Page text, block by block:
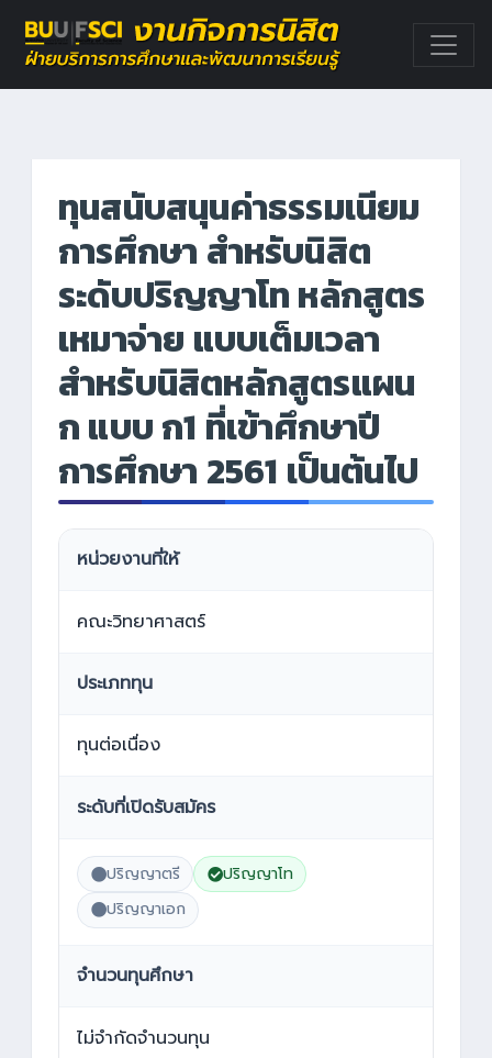
ทุนสนับสนุนค่าธรรมเนียม
การศึกษา สำหรับนิสิต
ระดับปริญญาโท หลักสูตร
เหมาจ่าย แบบเต็มเวลา
สำหรับนิสิตหลักสูตรแผน
ก แบบ ก1 ที่เข้าศึกษาปี
การศึกษา 2561 เป็นต้นไป
หน่วยงานที่ให้
คณะวิทยาศาสตร์
ประเภททุน
ทุนต่อเนื่อง
ระดับที่เปิดรับสมัคร
ปริญญาตรี
ปริญญาโท
ปริญญาเอก
จำนวนทุนศึกษา
ไม่จำกัดจำนวนทุน